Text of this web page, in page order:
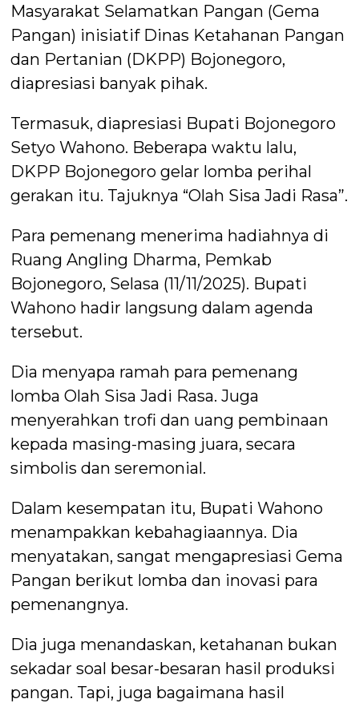
Masyarakat Selamatkan Pangan (Gema
Pangan) inisiatif Dinas Ketahanan Pangan
dan Pertanian (DKPP) Bojonegoro,
diapresiasi banyak pihak.
Termasuk, diapresiasi Bupati Bojonegoro
Setyo Wahono. Beberapa waktu lalu,
DKPP Bojonegoro gelar lomba perihal
gerakan itu. Tajuknya “Olah Sisa Jadi Rasa”.
Para pemenang menerima hadiahnya di
Ruang Angling Dharma, Pemkab
Bojonegoro, Selasa (11/11/2025). Bupati
Wahono hadir langsung dalam agenda
tersebut.
Dia menyapa ramah para pemenang
lomba Olah Sisa Jadi Rasa. Juga
menyerahkan trofi dan uang pembinaan
kepada masing-masing juara, secara
simbolis dan seremonial.
Dalam kesempatan itu, Bupati Wahono
menampakkan kebahagiaannya. Dia
menyatakan, sangat mengapresiasi Gema
Pangan berikut lomba dan inovasi para
pemenangnya.
Dia juga menandaskan, ketahanan bukan
sekadar soal besar-besaran hasil produksi
pangan. Tapi, juga bagaimana hasil